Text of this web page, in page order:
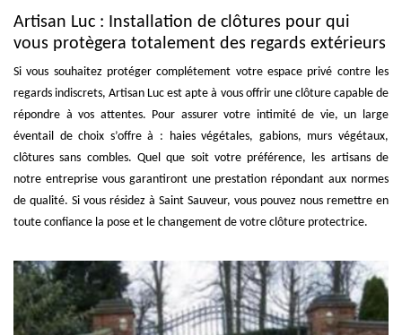
Artisan Luc : Installation de clôtures pour qui
vous protègera totalement des regards extérieurs
Si vous souhaitez protéger complétement votre espace privé contre les
regards indiscrets, Artisan Luc est apte à vous offrir une clôture capable de
répondre à vos attentes. Pour assurer votre intimité de vie, un large
éventail de choix s’offre à : haies végétales, gabions, murs végétaux,
clôtures sans combles. Quel que soit votre préférence, les artisans de
notre entreprise vous garantiront une prestation répondant aux normes
de qualité. Si vous résidez à Saint Sauveur, vous pouvez nous remettre en
toute confiance la pose et le changement de votre clôture protectrice.